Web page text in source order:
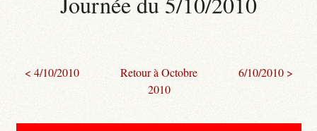
< 4/10/2010
Retour à Octobre
2010
6/10/2010 >